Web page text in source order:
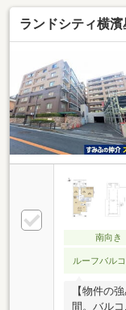
せくださ
ん、「住
１分」に
い。◇お
利用でき
定の場所
ランドシティ横
南向き
ルーフバル
【物件の
間。バル